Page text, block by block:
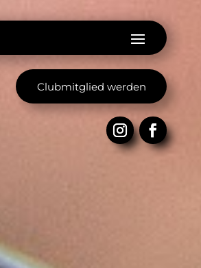
Clubmitglied werden